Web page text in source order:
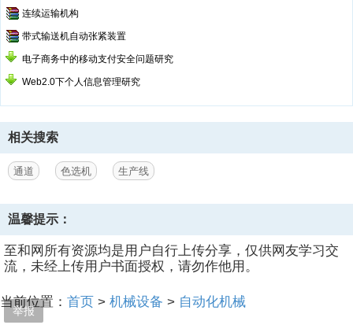
举报
连续运输机构
带式输送机自动张紧装置
电子商务中的移动支付安全问题研究
Web2.0下个人信息管理研究
相关搜索
通道 色选机 生产线
温馨提示：
至和网所有资源均是用户自行上传分享，仅供网友学习交
流，未经上传用户书面授权，请勿作他用。
当前位置： 首页 > 机械设备 > 自动化机械